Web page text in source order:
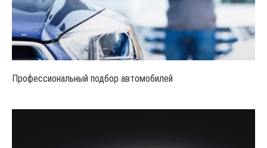
Профессиональный подбор автомобилей